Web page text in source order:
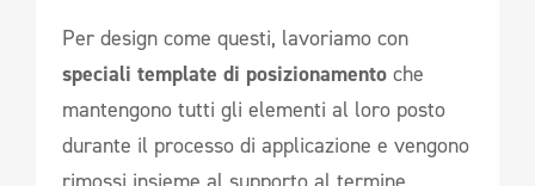
Per design come questi, lavoriamo con
speciali template di posizionamento che
mantengono tutti gli elementi al loro posto
durante il processo di applicazione e vengono